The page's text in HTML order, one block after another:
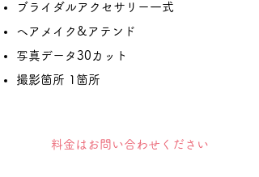
ブライダルアクセサリー一式
ヘアメイク&アテンド
写真データ30カット
撮影箇所 1箇所
​料金はお問い合わせください